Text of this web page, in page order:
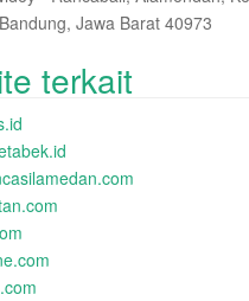
Jawa Barat 40973
terkait